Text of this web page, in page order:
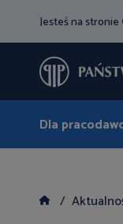
Jesteś na stronie
Dla